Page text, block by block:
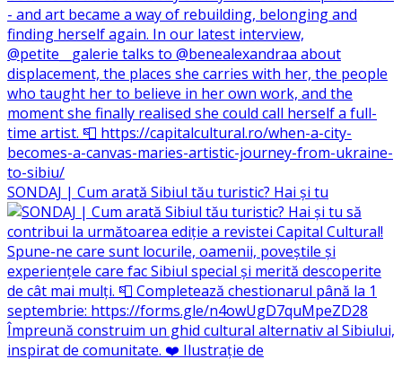
SONDAJ | Cum arată Sibiul tău turistic? Hai și tu